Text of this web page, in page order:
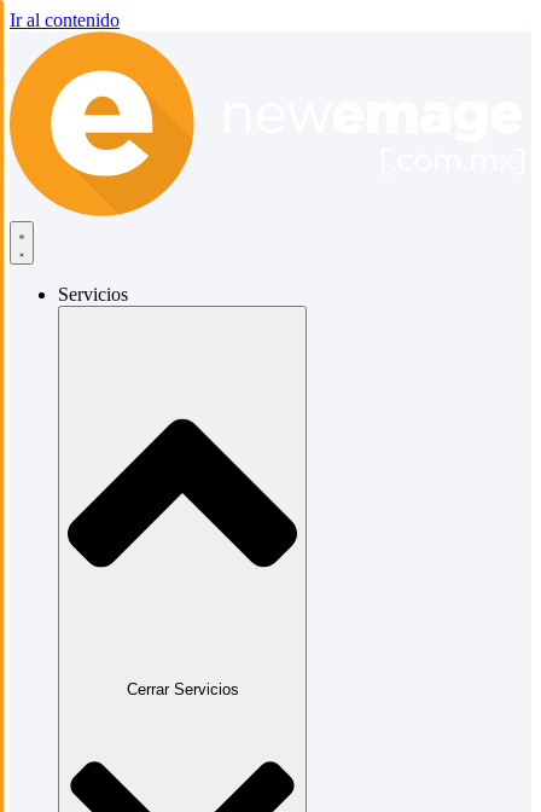
Ir al contenido
Servicios
Cerrar Servicios